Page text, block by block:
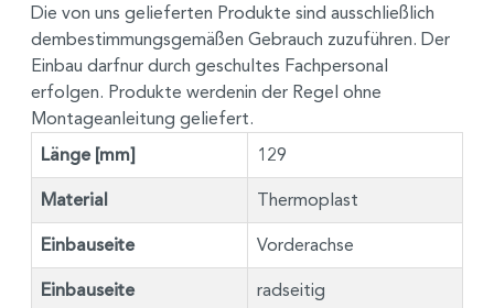
Die von uns gelieferten Produkte sind ausschließlich
dembestimmungsgemäßen Gebrauch zuzuführen. Der
Einbau darfnur durch geschultes Fachpersonal
erfolgen. Produkte werdenin der Regel ohne
Montageanleitung geliefert.
Länge [mm] 129
Material Thermoplast
Einbauseite Vorderachse
Einbauseite radseitig